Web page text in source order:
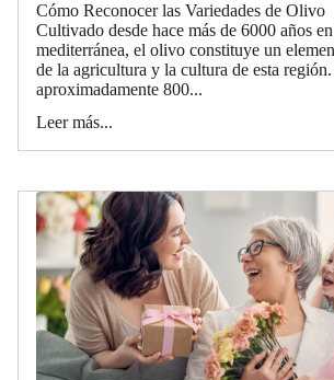
Cómo Reconocer las Variedades de Olivo
Cultivado desde hace más de 6000 años
mediterránea, el olivo constituye un
de la agricultura y la cultura de esta
aproximadamente 800...
Leer más...